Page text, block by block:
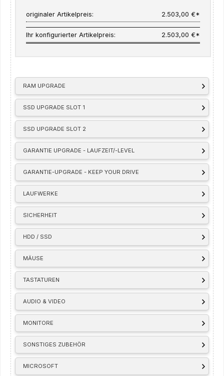
RAM UPGRADE
SSD UPGRADE SLOT 1
SSD UPGRADE SLOT 2
GARANTIE UPGRADE - LAUFZEIT/-LEVEL
GARANTIE-UPGRADE - KEEP YOUR DRIVE
LAUFWERKE
SICHERHEIT
HDD / SSD
MÄUSE
TASTATUREN
AUDIO & VIDEO
MONITORE
SONSTIGES ZUBEHÖR
MICROSOFT
originaler Artikelpreis: 2.503,00 €*
Ihr konfigurierter Artikelpreis: 2.503,00 €*